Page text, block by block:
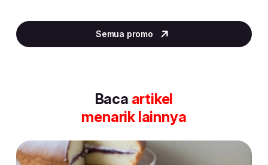
2
of
Semua promo
Baca artikel
menarik lainnya